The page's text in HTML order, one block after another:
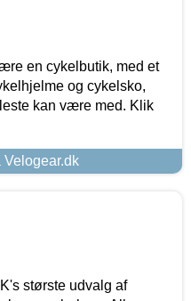
en cykelbutik, med et
og cykelsko,
kan være med. Klik
største udvalg af